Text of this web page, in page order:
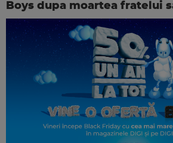
Boys dupa moartea fratelui